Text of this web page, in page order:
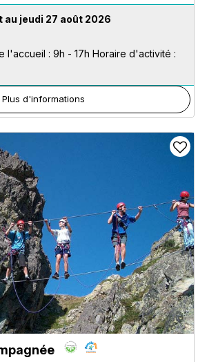
au jeudi 27 août 2026
l'accueil : 9h - 17h Horaire d'activité :
Plus d'informations